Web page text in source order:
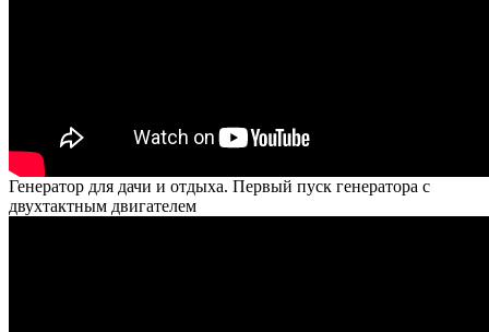
Генератор для дачи и отдыха. Первый пуск генератора с
двухтактным двигателем